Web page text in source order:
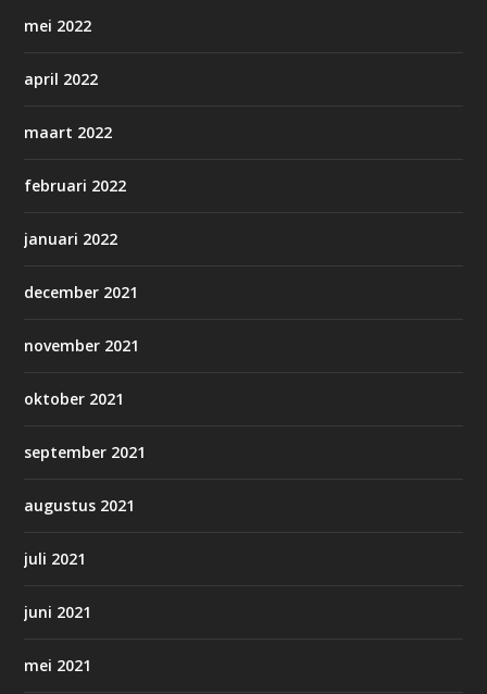
mei 2022
april 2022
maart 2022
februari 2022
januari 2022
december 2021
november 2021
oktober 2021
september 2021
augustus 2021
juli 2021
juni 2021
mei 2021